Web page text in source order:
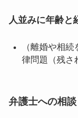
人並みに年齢と
（離婚や相
律問題（残さ
弁護士への相